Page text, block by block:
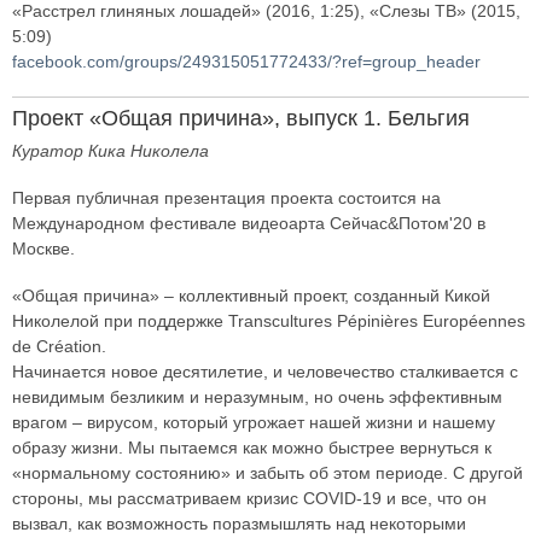
«Расстрел глиняных лошадей» (2016, 1:25), «Слезы ТВ» (2015,
5:09)
facebook.com/groups/249315051772433/?ref=group_header
Проект «Общая причина», выпуск 1. Бельгия
Куратор Кика Николела
Первая публичная презентация проекта состоится на
Международном фестивале видеоарта Сейчас&Потом'20 в
Москве.
«Общая причина» – коллективный проект, созданный Кикой
Николелой при поддержке Transcultures Pépinières Européennes
de Création.
Начинается новое десятилетие, и человечество сталкивается с
невидимым безликим и неразумным, но очень эффективным
врагом – вирусом, который угрожает нашей жизни и нашему
образу жизни. Мы пытаемся как можно быстрее вернуться к
«нормальному состоянию» и забыть об этом периоде. С другой
стороны, мы рассматриваем кризис COVID-19 и все, что он
вызвал, как возможность поразмышлять над некоторыми